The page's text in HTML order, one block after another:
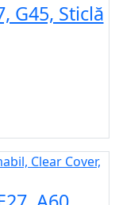
G45, Sticlă